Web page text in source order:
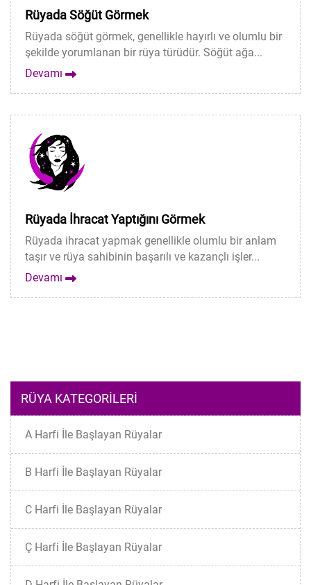
Rüyada Söğüt Görmek
Rüyada söğüt görmek, genellikle hayırlı ve olumlu bir
şekilde yorumlanan bir rüya türüdür. Söğüt ağa...
Devamı
Rüyada İhracat Yaptığını Görmek
Rüyada ihracat yapmak genellikle olumlu bir anlam
taşır ve rüya sahibinin başarılı ve kazançlı işler...
Devamı
RÜYA KATEGORILERI
A Harfi İle Başlayan Rüyalar
B Harfi İle Başlayan Rüyalar
C Harfi İle Başlayan Rüyalar
Ç Harfi İle Başlayan Rüyalar